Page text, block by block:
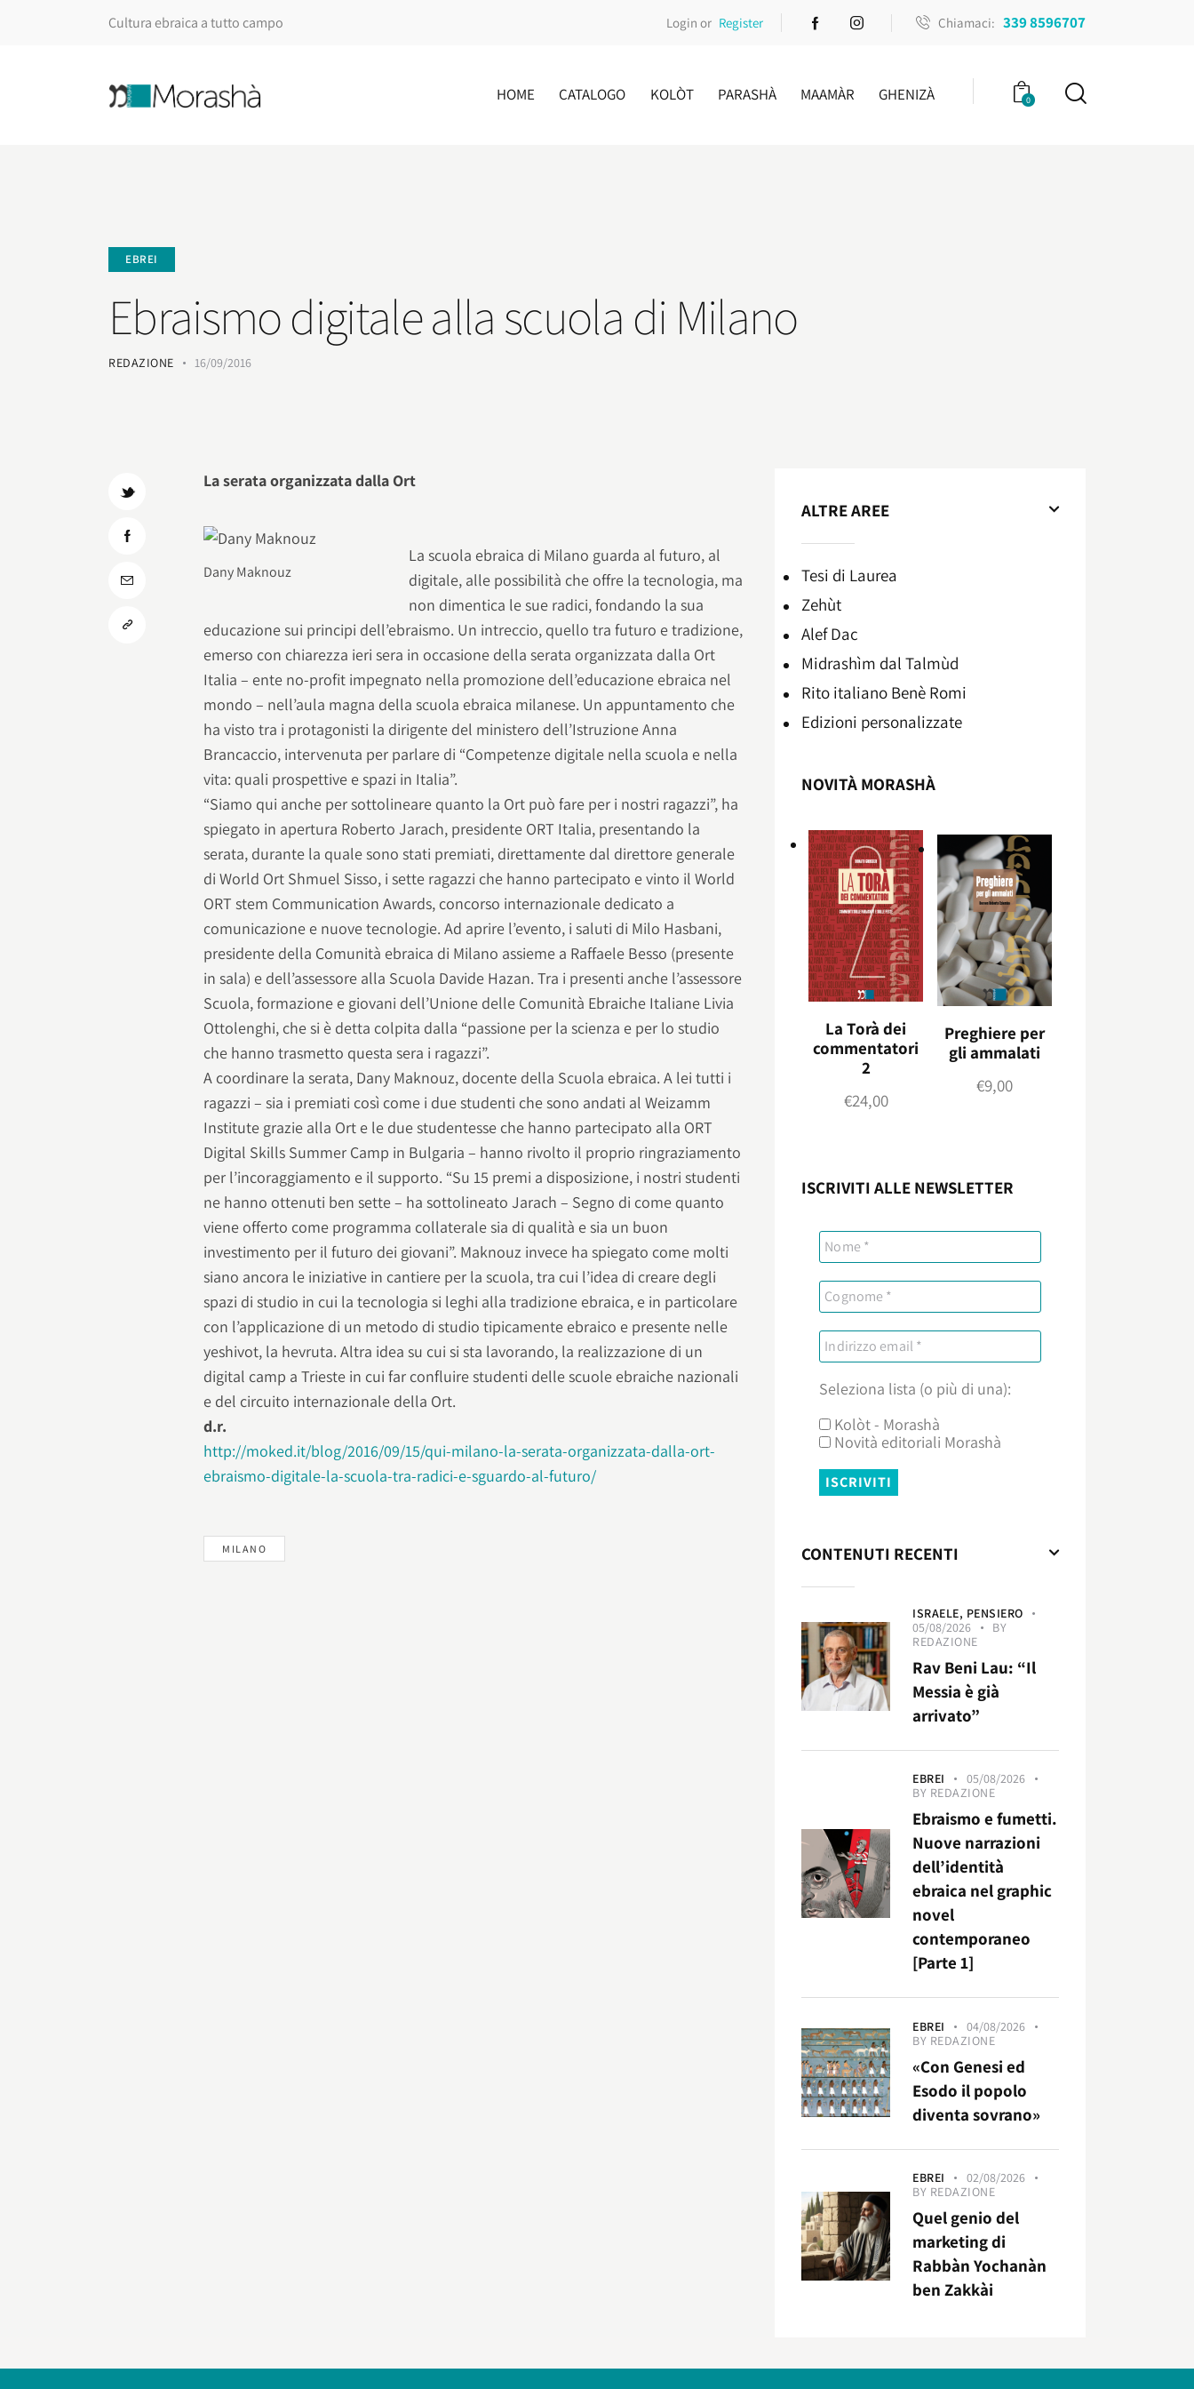
Cultura ebraica a tutto campo Login or Register Chiamaci: 339 8596707
HOME CATALOGO KOLÒT PARASHÀ MAAMÀR GHENIZÀ 0
EBREI
Ebraismo digitale alla scuola di Milano
REDAZIONE 16/09/2016
La serata organizzata dalla Ort
Dany Maknouz
La scuola ebraica di Milano guarda al futuro, al
digitale, alle possibilità che offre la tecnologia, ma
non dimentica le sue radici, fondando la sua
educazione sui principi dell’ebraismo. Un intreccio, quello tra futuro e tradizione,
emerso con chiarezza ieri sera in occasione della serata organizzata dalla Ort
Italia – ente no-profit impegnato nella promozione dell’educazione ebraica nel
mondo – nell’aula magna della scuola ebraica milanese. Un appuntamento che
ha visto tra i protagonisti la dirigente del ministero dell’Istruzione Anna
Brancaccio, intervenuta per parlare di “Competenze digitale nella scuola e nella
vita: quali prospettive e spazi in Italia”.
“Siamo qui anche per sottolineare quanto la Ort può fare per i nostri ragazzi”, ha
spiegato in apertura Roberto Jarach, presidente ORT Italia, presentando la
serata, durante la quale sono stati premiati, direttamente dal direttore generale
di World Ort Shmuel Sisso, i sette ragazzi che hanno partecipato e vinto il World
ORT stem Communication Awards, concorso internazionale dedicato a
comunicazione e nuove tecnologie. Ad aprire l’evento, i saluti di Milo Hasbani,
presidente della Comunità ebraica di Milano assieme a Raffaele Besso (presente
in sala) e dell’assessore alla Scuola Davide Hazan. Tra i presenti anche l’assessore
Scuola, formazione e giovani dell’Unione delle Comunità Ebraiche Italiane Livia
Ottolenghi, che si è detta colpita dalla “passione per la scienza e per lo studio
che hanno trasmetto questa sera i ragazzi”.
A coordinare la serata, Dany Maknouz, docente della Scuola ebraica. A lei tutti i
ragazzi – sia i premiati così come i due studenti che sono andati al Weizamm
Institute grazie alla Ort e le due studentesse che hanno partecipato alla ORT
Digital Skills Summer Camp in Bulgaria – hanno rivolto il proprio ringraziamento
per l’incoraggiamento e il supporto. “Su 15 premi a disposizione, i nostri studenti
ne hanno ottenuti ben sette – ha sottolineato Jarach – Segno di come quanto
viene offerto come programma collaterale sia di qualità e sia un buon
investimento per il futuro dei giovani”. Maknouz invece ha spiegato come molti
siano ancora le iniziative in cantiere per la scuola, tra cui l’idea di creare degli
spazi di studio in cui la tecnologia si leghi alla tradizione ebraica, e in particolare
con l’applicazione di un metodo di studio tipicamente ebraico e presente nelle
yeshivot, la hevruta. Altra idea su cui si sta lavorando, la realizzazione di un
digital camp a Trieste in cui far confluire studenti delle scuole ebraiche nazionali
e del circuito internazionale della Ort.
d.r.
http://moked.it/blog/2016/09/15/qui-milano-la-serata-organizzata-dalla-ort-
ebraismo-digitale-la-scuola-tra-radici-e-sguardo-al-futuro/
MILANO
ALTRE AREE
Tesi di Laurea
Zehùt
Alef Dac
Midrashìm dal Talmùd
Rito italiano Benè Romi​
Edizioni personalizzate
NOVITÀ MORASHÀ
La Torà dei
commentatori
2
€24,00
Preghiere per
gli ammalati
€9,00
ISCRIVITI ALLE NEWSLETTER
Seleziona lista (o più di una):
Kolòt - Morashà
Novità editoriali Morashà
CONTENUTI RECENTI
ISRAELE, PENSIERO
05/08/2026
BY
REDAZIONE
Rav Beni Lau: “Il
Messia è già
arrivato”
EBREI
05/08/2026
BY REDAZIONE
Ebraismo e fumetti.
Nuove narrazioni
dell’identità
ebraica nel graphic
novel
contemporaneo
[Parte 1]
EBREI
04/08/2026
BY REDAZIONE
«Con Genesi ed
Esodo il popolo
diventa sovrano»
EBREI
02/08/2026
BY REDAZIONE
Quel genio del
marketing di
Rabbàn Yochanàn
ben Zakkài